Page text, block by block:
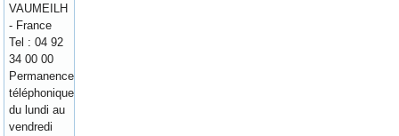
VAUMEILH
- France
Tel : 04 92
34 00 00
Permanence
téléphonique
du lundi au
vendredi